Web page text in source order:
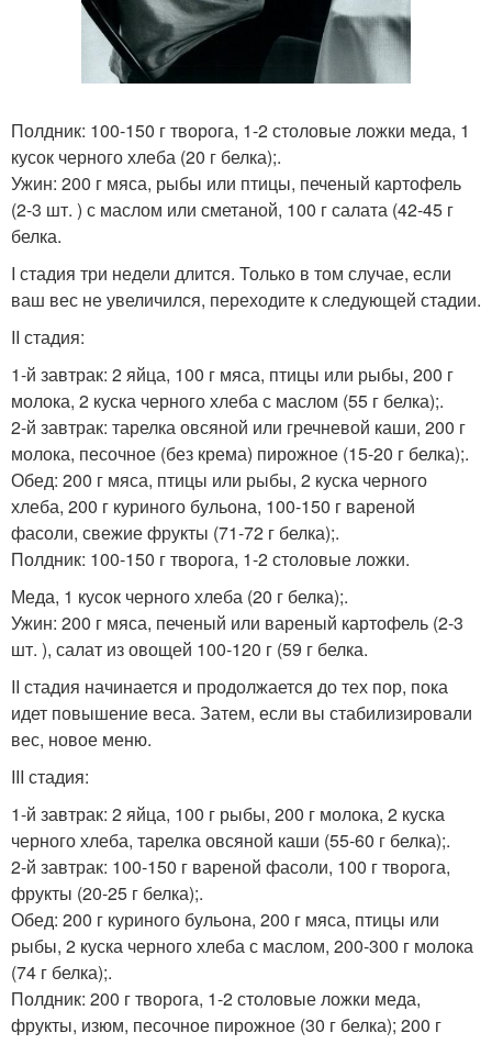
Полдник: 100-150 г творога, 1-2 столовые ложки меда, 1
кусок черного хлеба (20 г белка);.
Ужин: 200 г мяса, рыбы или птицы, печеный картофель
(2-3 шт. ) с маслом или сметаной, 100 г салата (42-45 г
белка.
I стадия три недели длится. Только в том случае, если
ваш вес не увеличился, переходите к следующей стадии.
II стадия:
1-й завтрак: 2 яйца, 100 г мяса, птицы или рыбы, 200 г
молока, 2 куска черного хлеба с маслом (55 г белка);.
2-й завтрак: тарелка овсяной или гречневой каши, 200 г
молока, песочное (без крема) пирожное (15-20 г белка);.
Обед: 200 г мяса, птицы или рыбы, 2 куска черного
хлеба, 200 г куриного бульона, 100-150 г вареной
фасоли, свежие фрукты (71-72 г белка);.
Полдник: 100-150 г творога, 1-2 столовые ложки.
Меда, 1 кусок черного хлеба (20 г белка);.
Ужин: 200 г мяса, печеный или вареный картофель (2-3
шт. ), салат из овощей 100-120 г (59 г белка.
II стадия начинается и продолжается до тех пор, пока
идет повышение веса. Затем, если вы стабилизировали
вес, новое меню.
III стадия:
1-й завтрак: 2 яйца, 100 г рыбы, 200 г молока, 2 куска
черного хлеба, тарелка овсяной каши (55-60 г белка);.
2-й завтрак: 100-150 г вареной фасоли, 100 г творога,
фрукты (20-25 г белка);.
Обед: 200 г куриного бульона, 200 г мяса, птицы или
рыбы, 2 куска черного хлеба с маслом, 200-300 г молока
(74 г белка);.
Полдник: 200 г творога, 1-2 столовые ложки меда,
фрукты, изюм, песочное пирожное (30 г белка); 200 г